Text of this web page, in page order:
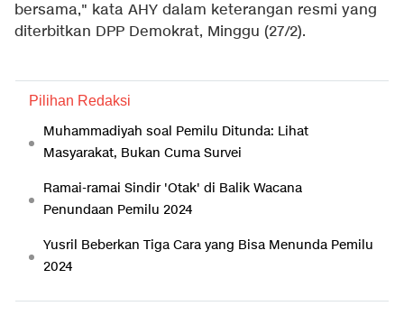
bersama," kata AHY dalam keterangan resmi yang
diterbitkan DPP Demokrat, Minggu (27/2).
Pilihan Redaksi
Muhammadiyah soal Pemilu Ditunda: Lihat
Masyarakat, Bukan Cuma Survei
Ramai-ramai Sindir 'Otak' di Balik Wacana
Penundaan Pemilu 2024
Yusril Beberkan Tiga Cara yang Bisa Menunda Pemilu
2024